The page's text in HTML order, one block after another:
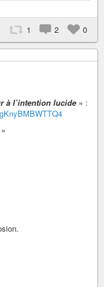
1 2 0
à l’intention lucide » :
»